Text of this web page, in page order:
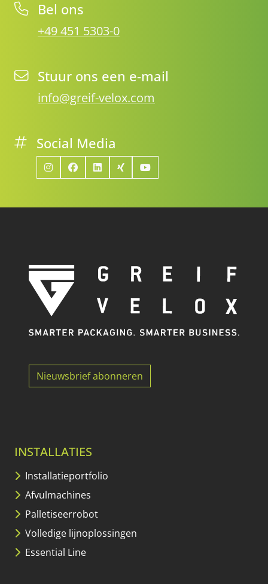
Bel ons
+49 451 5303-0
Stuur ons een e-mail
info@greif-velox.com
Social Media
Nieuwsbrief abonneren
INSTALLATIES
Installatieportfolio
Afvulmachines
Palletiseerrobot
Volledige lijnoplossingen
Essential Line